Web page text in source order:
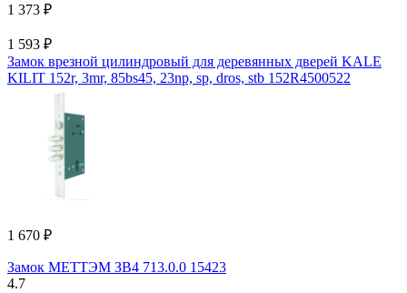
1 373 ₽
1 593 ₽
Замок врезной цилиндровый для деревянных дверей KALE
KILIT 152r, 3mr, 85bs45, 23np, sp, dros, stb 152R4500522
1 670 ₽
Замок МЕТТЭМ ЗВ4 713.0.0 15423
4.7